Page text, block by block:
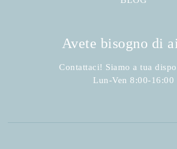
Avete bisogno di
Contattaci! Siamo a tua
Lun-Ven 8:00-16:00